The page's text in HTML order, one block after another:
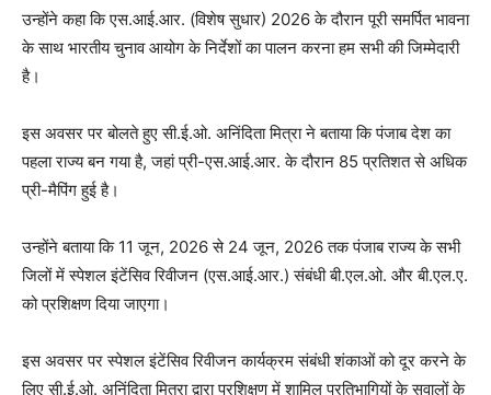
उन्होंने कहा कि एस.आई.आर. (विशेष सुधार) 2026 के दौरान पूरी समर्पित भावना
के साथ भारतीय चुनाव आयोग के निर्देशों का पालन करना हम सभी की जिम्मेदारी
है।
इस अवसर पर बोलते हुए सी.ई.ओ. अनिंदिता मित्रा ने बताया कि पंजाब देश का
पहला राज्य बन गया है, जहां प्री-एस.आई.आर. के दौरान 85 प्रतिशत से अधिक
प्री-मैपिंग हुई है।
उन्होंने बताया कि 11 जून, 2026 से 24 जून, 2026 तक पंजाब राज्य के सभी
जिलों में स्पेशल इंटेंसिव रिवीजन (एस.आई.आर.) संबंधी बी.एल.ओ. और बी.एल.ए.
को प्रशिक्षण दिया जाएगा।
इस अवसर पर स्पेशल इंटेंसिव रिवीजन कार्यक्रम संबंधी शंकाओं को दूर करने के
लिए सी.ई.ओ. अनिंदिता मित्रा द्वारा प्रशिक्षण में शामिल प्रतिभागियों के सवालों के